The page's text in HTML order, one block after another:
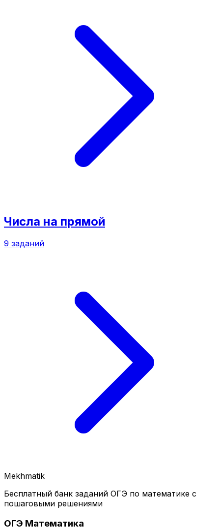
Числа на прямой
9 заданий
Mekhmatik
Бесплатный банк заданий ОГЭ по математике с
пошаговыми решениями
ОГЭ Математика